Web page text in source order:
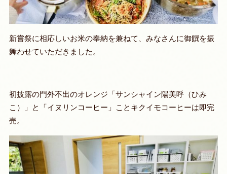
新嘗祭に相応しいお米の奉納を兼ねて、みなさんに御饌を振
舞わせていただきました。
初披露の門外不出のオレンジ「サンシャイン陽美呼（ひみ
こ）」と「イヌリンコーヒー」ことキクイモコーヒーは即完
売。